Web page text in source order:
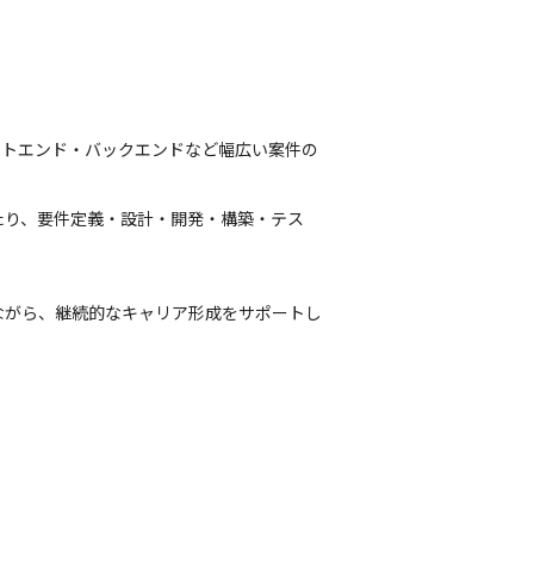
エンド・バックエンドなど幅広い案件の
、要件定義・設計・開発・構築・テス
ら、継続的なキャリア形成をサポートし